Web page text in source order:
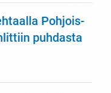
Pohjois-
puhdasta